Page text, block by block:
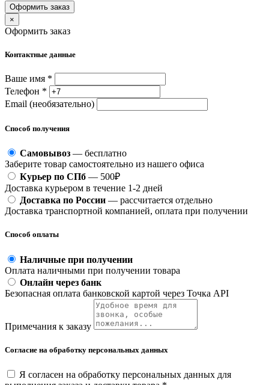
Оформить заказ
×
Оформить заказ
Контактные данные
Ваше имя *
Телефон *
Email (необязательно)
Способ получения
Самовывоз — бесплатно
Заберите товар самостоятельно из нашего офиса
Курьер по СПб — 500₽
Доставка курьером в течение 1-2 дней
Доставка по России — рассчитается отдельно
Доставка транспортной компанией, оплата при получении
Способ оплаты
Наличные при получении
Оплата наличными при получении товара
Онлайн через банк
Безопасная оплата банковской картой через Точка API
Примечания к заказу
Согласие на обработку персональных данных
Я согласен на обработку персональных данных для